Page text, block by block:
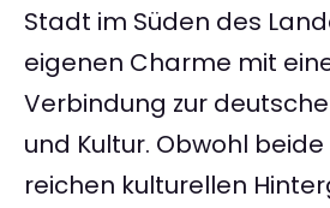
Stadt im Süden des
eigenen Charme mit
Verbindung zur
und Kultur. Obwohl
reichen kulturellen